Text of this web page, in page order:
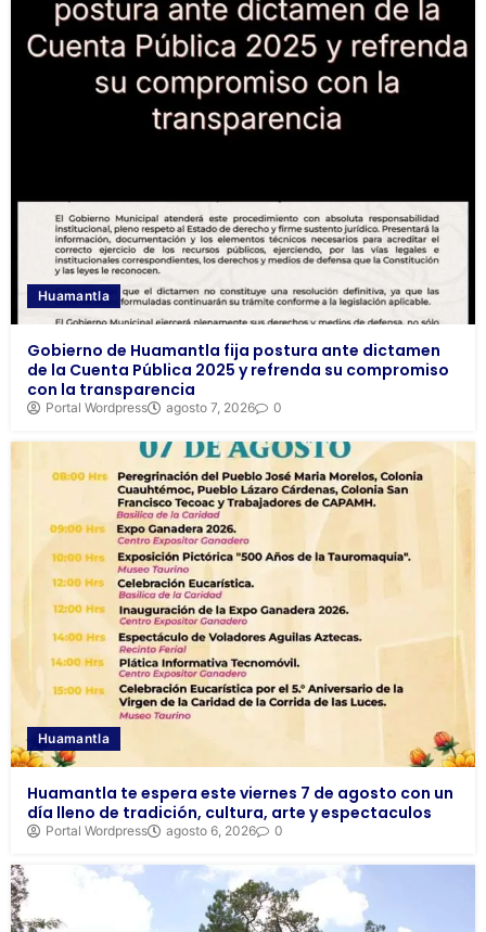
Huamantla
Gobierno de Huamantla fija postura ante dictamen
de la Cuenta Pública 2025 y refrenda su compromiso
con la transparencia
Portal Wordpress agosto 7, 2026 0
Huamantla
Huamantla te espera este viernes 7 de agosto con un
día lleno de tradición, cultura, arte y espectaculos
Portal Wordpress agosto 6, 2026 0